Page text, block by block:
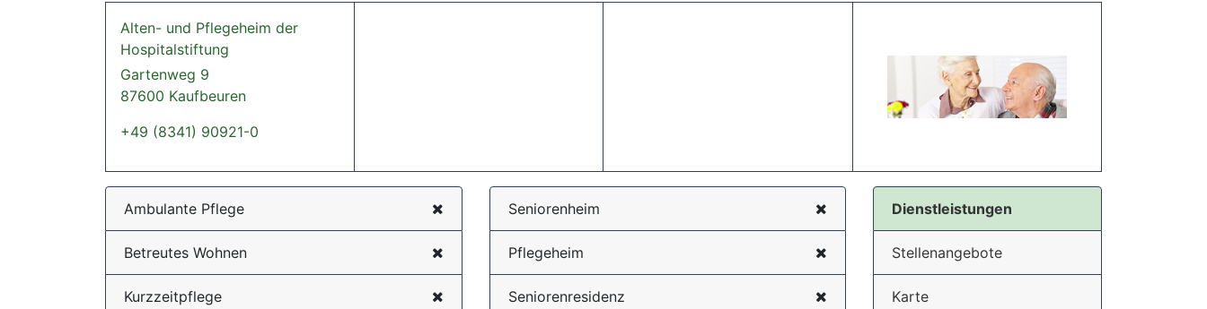
Alten- und Pflegeheim der
Hospitalstiftung
Gartenweg 9
87600 Kaufbeuren
+49 (8341) 90921-0
Ambulante Pflege
Betreutes Wohnen
Kurzzeitpflege
Seniorenheim
Pflegeheim
Seniorenresidenz
Dienstleistungen
Stellenangebote
Karte